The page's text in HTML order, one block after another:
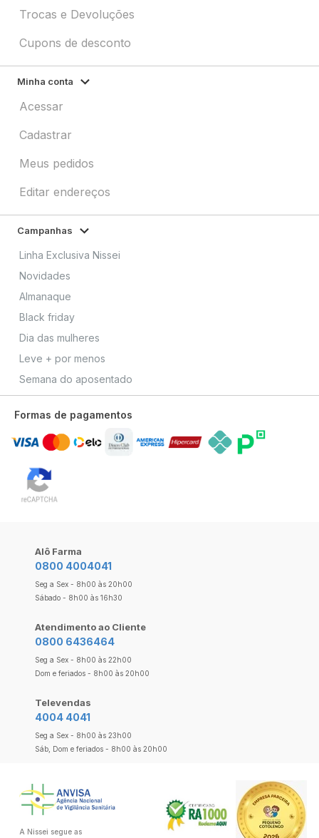
Trocas e Devoluções
Cupons de desconto
Minha conta
Acessar
Cadastrar
Meus pedidos
Editar endereços
Campanhas
Linha Exclusiva Nissei
Novidades
Almanaque
Black friday
Dia das mulheres
Leve + por menos
Semana do aposentado
Formas de pagamentos
Alô Farma
0800 4004041
Seg a Sex - 8h00 às 20h00
Sábado - 8h00 às 16h30
Atendimento ao Cliente
0800 6436464
Seg a Sex - 8h00 às 22h00
Dom e feriados - 8h00 às 20h00
Televendas
4004 4041
Seg a Sex - 8h00 às 23h00
Sáb, Dom e feriados - 8h00 às 20h00
A Nissei segue as